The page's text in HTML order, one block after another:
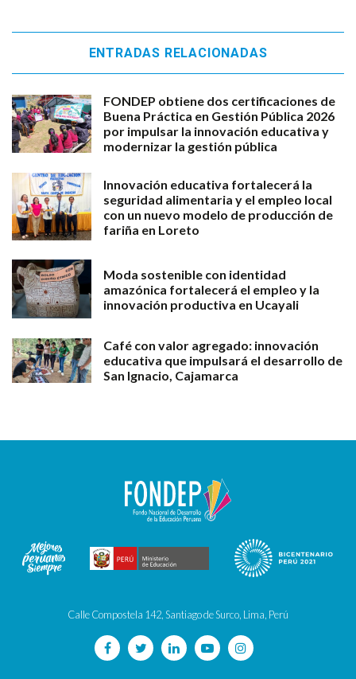
ENTRADAS RELACIONADAS
FONDEP obtiene dos certificaciones de
Buena Práctica en Gestión Pública 2026
por impulsar la innovación educativa y
modernizar la gestión pública
Innovación educativa fortalecerá la
seguridad alimentaria y el empleo local
con un nuevo modelo de producción de
fariña en Loreto
Moda sostenible con identidad
amazónica fortalecerá el empleo y la
innovación productiva en Ucayali
Café con valor agregado: innovación
educativa que impulsará el desarrollo de
San Ignacio, Cajamarca
Calle Compostela 142, Santiago de Surco, Lima, Perú